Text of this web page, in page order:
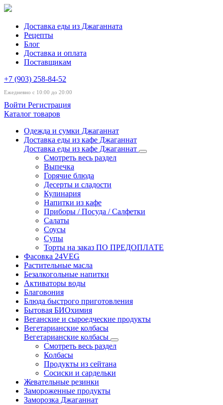
Доставка еды из Джаганната
Рецепты
Блог
Доставка и оплата
Поставщикам
+7 (903) 258-84-52
Ежедневно с 10:00 до 20:00
Войти Регистрация
Каталог товаров
Одежда и сумки Джаганнат
Доставка еды из кафе Джаганнат
Доставка еды из кафе Джаганнат
Смотреть весь раздел
Выпечка
Горячие блюда
Десерты и сладости
Кулинария
Напитки из кафе
Приборы / Посуда / Салфетки
Салаты
Соусы
Супы
Торты на заказ ПО ПРЕДОПЛАТЕ
Фасовка 24VEG
Растительные масла
Безалкогольные напитки
Активаторы воды
Благовония
Блюда быстрого приготовления
Бытовая БИОхимия
Веганские и сыроедческие продукты
Вегетарианские колбасы
Вегетарианские колбасы
Смотреть весь раздел
Колбасы
Продукты из сейтана
Сосиски и сардельки
Жевательные резинки
Замороженные продукты
Заморозка Джаганнат